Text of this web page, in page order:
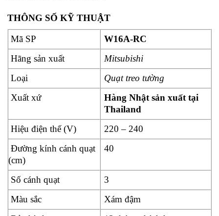
THÔNG SỐ KỸ THUẬT
Mã SP
W16A-RC
Hãng sản xuất
Mitsubishi
Loại
Quạt treo tường
Xuất xứ
Hàng Nhật sản xuất tại
Thailand
Hiệu điện thế (V)
220 – 240
Đường kính cánh quạt
(cm)
40
Số cánh quạt
3
Màu sắc
Xám đậm